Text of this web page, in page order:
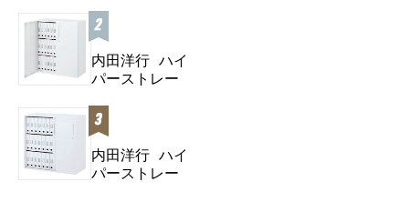
内田洋行 ハイ
パーストレー
内田洋行 ハイ
パーストレー